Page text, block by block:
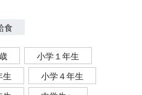
食
小学１年生
生
小学４年生